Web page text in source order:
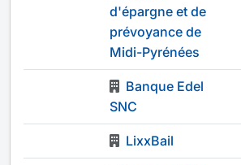
d'épargne et de
prévoyance de
Midi-Pyrénées
Banque Edel
SNC
LixxBail